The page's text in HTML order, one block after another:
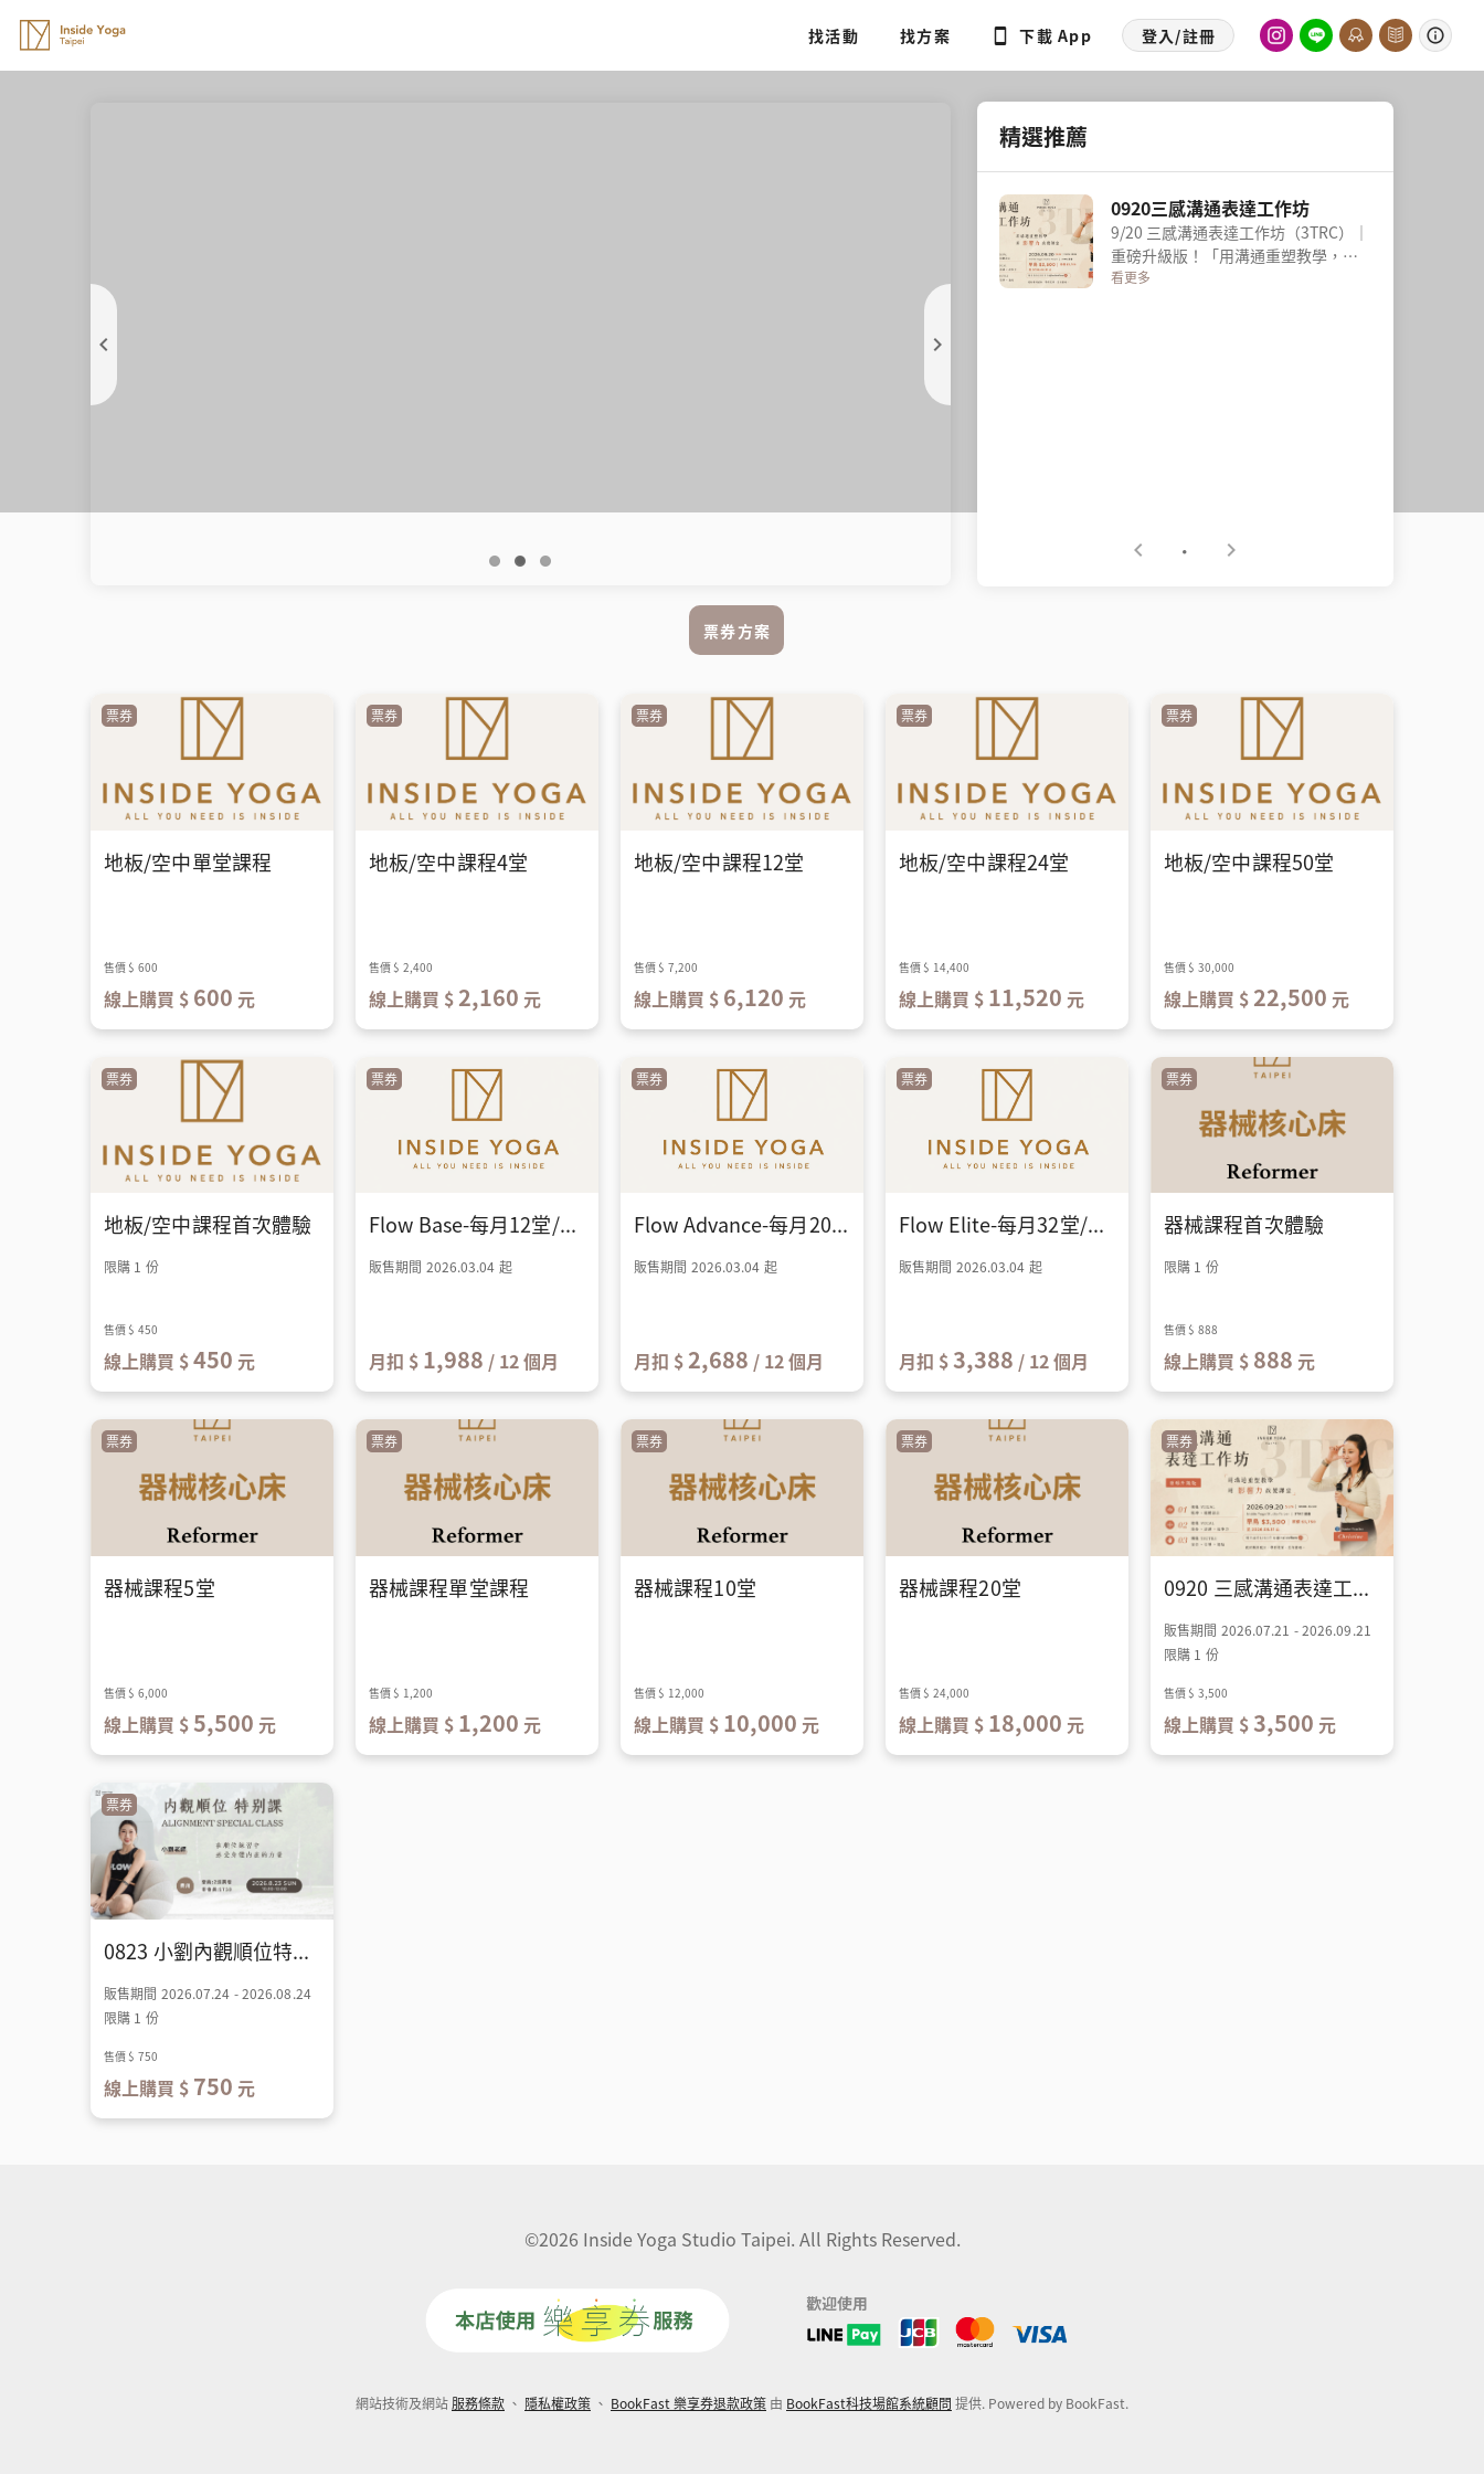
Inside
Yoga
Studio
找活動 找方案 下載 App 登入/註冊
精選推薦
0920三感溝通表達工作坊
9/20 三感溝通表達工作坊（3TRC）｜
重磅升級版！「用溝通重塑教學，用
影響力改變課堂。」這次的三感課
觸覺 (Tactile) — 安全有效的身體引導
一個機會。」在安全不競爭的環境
裡，重新定義你的無限潛能。• 拒絕
填鴨，創造真正的體驗（Learning
Through Experience）「老師的工作
不是把自己填滿整個課堂，長篇大
論；而是為學生創造可以從中學習的
上，遇見那個更有靈魂的自己。 課程
驗想讓課堂更有層次的老師。3.想增強
溝通表達能力費用：早鳥優惠
$3,500（至08/31）（原價 $3,750）
看更多
票券方案
票券
地板/空中單堂課程
售價 $ 600
線上購買 $ 600 元
票券
地板/空中課程4堂
售價 $ 2,400
線上購買 $ 2,160 元
票券
地板/空中課程12堂
售價 $ 7,200
線上購買 $ 6,120 元
票券
地板/空中課程24堂
售價 $ 14,400
線上購買 $ 11,520 元
票券
地板/空中課程50堂
售價 $ 30,000
線上購買 $ 22,500 元
票券
地板/空中課程首次體驗
限購 1 份
售價 $ 450
線上購買 $450 元
票券
Flow Base-每月12堂/年約
販售期間 2026.03.04 起
月扣 $ 1,988 / 12 個月
票券
Flow Advance-每月20堂/年
販售期間 2026.03.04 起
月扣 $ 2,688 / 12 個月
票券
Flow Elite-每月32堂/年約
販售期間 2026.03.04 起
月扣 $3,388 / 12 個月
票券
器械課程首次體驗
限購 1 份
售價 $ 888
線上購買 $ 888 元
票券
器械課程5堂
售價 $ 6,000
線上購買 $ 5,500 元
票券
器械課程單堂課程
售價 $ 1,200
線上購買 $ 1,200 元
票券
器械課程10堂
售價 $ 12,000
線上購買 $ 10,000 元
票券
器械課程20堂
售價 $ 24,000
線上購買 $ 18,000 元
票券
0920 三感溝通表達工作坊
販售期間 2026.07.21 - 2026.09.21
限購 1 份
售價 $ 3,500
線上購買 $3,500 元
票券
0823 小劉內觀順位特別課
販售期間 2026.07.24 - 2026.08.24
限購 1 份
售價 $ 750
線上購買 $ 750 元
©2026 Inside Yoga Studio Taipei. All Rights Reserved.
網站技術及網站 服務條款 、 隱私權政策 、 BookFast 樂享券退款政策 由 BookFast科技場館系統顧問 提供. Powered by BookFast.